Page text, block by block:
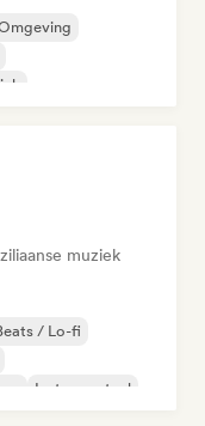
muziek
/ Lo-fi
Instrumentaal